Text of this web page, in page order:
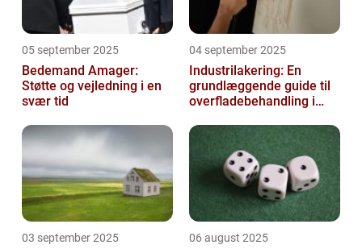
05 september 2025
Bedemand Amager:
Støtte og vejledning i en
svær tid
04 september 2025
Industrilakering: En
grundlæggende guide til
overfladebehandling i
03 september 2025 06 august 2025